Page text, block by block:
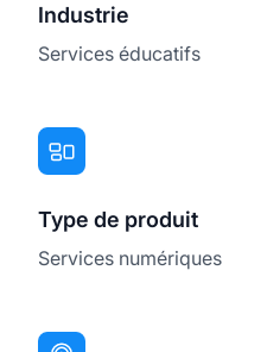
Industrie
Services éducatifs
Type de produit
Services numériques